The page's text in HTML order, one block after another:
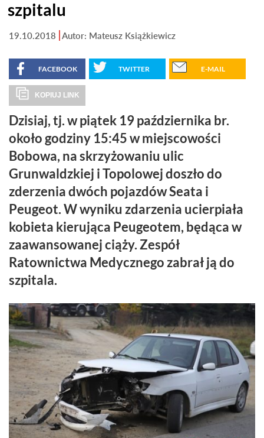
szpitalu
19.10.2018 Autor: Mateusz Książkiewicz
FACEBOOK TWITTER E-MAIL
KOPIUJ LINK
Dzisiaj, tj. w piątek 19 października br.
około godziny 15:45 w miejscowości
Bobowa, na skrzyżowaniu ulic
Grunwaldzkiej i Topolowej doszło do
zderzenia dwóch pojazdów Seata i
Peugeot. W wyniku zdarzenia ucierpiała
kobieta kierująca Peugeotem, będąca w
zaawansowanej ciąży. Zespół
Ratownictwa Medycznego zabrał ją do
szpitala.